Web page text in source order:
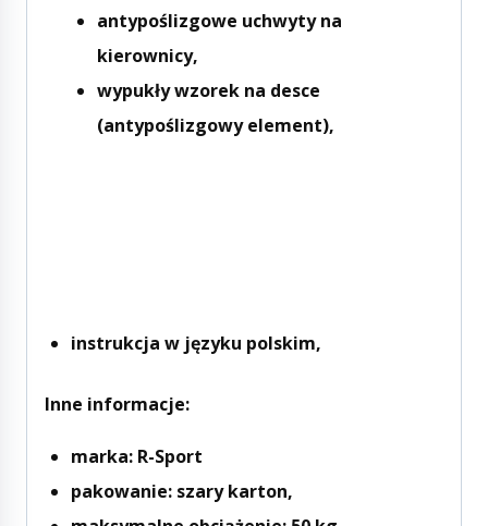
antypoślizgowe uchwyty na
kierownicy,
wypukły wzorek na desce
(antypoślizgowy element),
instrukcja w języku polskim,
Inne informacje:
marka: R-Sport
pakowanie: szary karton,